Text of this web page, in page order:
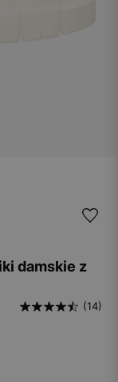
damskie z
(14)